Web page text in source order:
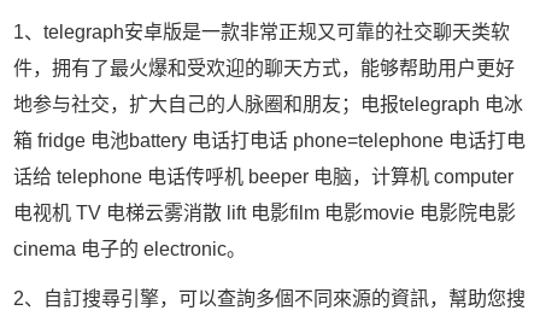
1、telegraph安卓版是一款非常正规又可靠的社交聊天类软
件，拥有了最火爆和受欢迎的聊天方式，能够帮助用户更好
地参与社交，扩大自己的人脉圈和朋友；电报telegraph 电冰
箱 fridge 电池battery 电话打电话 phone=telephone 电话打电
话给 telephone 电话传呼机 beeper 电脑，计算机 computer
电视机 TV 电梯云雾消散 lift 电影film 电影movie 电影院电影
cinema 电子的 electronic。
2、自訂搜尋引擎，可以查詢多個不同來源的資訊，幫助您搜